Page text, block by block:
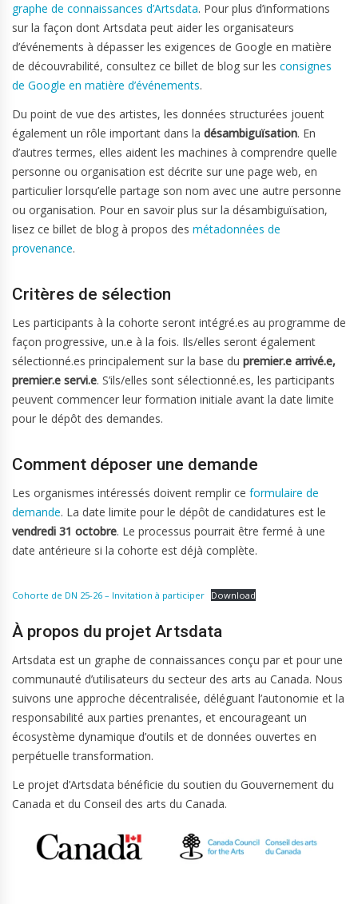
graphe de connaissances d’Artsdata. Pour plus d’informations
sur la façon dont Artsdata peut aider les organisateurs
d’événements à dépasser les exigences de Google en matière
de découvrabilité, consultez ce billet de blog sur les consignes
de Google en matière d’événements.
Du point de vue des artistes, les données structurées jouent
également un rôle important dans la désambiguïsation. En
d’autres termes, elles aident les machines à comprendre quelle
personne ou organisation est décrite sur une page web, en
particulier lorsqu’elle partage son nom avec une autre personne
ou organisation. Pour en savoir plus sur la désambiguïsation,
lisez ce billet de blog à propos des métadonnées de
provenance.
Critères de sélection
Les participants à la cohorte seront intégré.es au programme de
façon progressive, un.e à la fois. Ils/elles seront également
sélectionné.es principalement sur la base du premier.e arrivé.e,
premier.e servi.e. S’ils/elles sont sélectionné.es, les participants
peuvent commencer leur formation initiale avant la date limite
pour le dépôt des demandes.
Comment déposer une demande
Les organismes intéressés doivent remplir ce formulaire de
demande. La date limite pour le dépôt de candidatures est le
vendredi 31 octobre. Le processus pourrait être fermé à une
date antérieure si la cohorte est déjà complète.
Cohorte de DN 25-26 – Invitation à participer Download
À propos du projet Artsdata
Artsdata est un graphe de connaissances conçu par et pour une
communauté d’utilisateurs du secteur des arts au Canada. Nous
suivons une approche décentralisée, déléguant l’autonomie et la
responsabilité aux parties prenantes, et encourageant un
écosystème dynamique d’outils et de données ouvertes en
perpétuelle transformation.
Le projet d’Artsdata bénéficie du soutien du Gouvernement du
Canada et du Conseil des arts du Canada.